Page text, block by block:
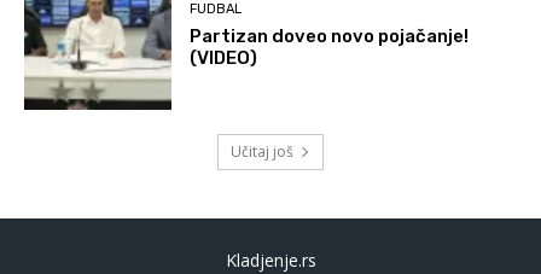
FUDBAL
Partizan doveo novo pojačanje!
(VIDEO)
Učitaj još
Kladjenje.rs